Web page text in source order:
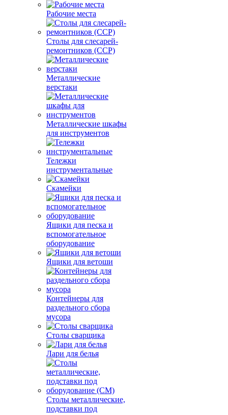
Рабочие места
Столы для слесарей-
ремонтников (ССР)
Металлические
верстаки
Металлические шкафы
для инструментов
Тележки
инструментальные
Скамейки
Ящики для песка и
вспомогательное
оборудование
Ящики для ветоши
Контейнеры для
раздельного сбора
мусора
Столы сварщика
Лари для белья
Столы металлические,
подставки под